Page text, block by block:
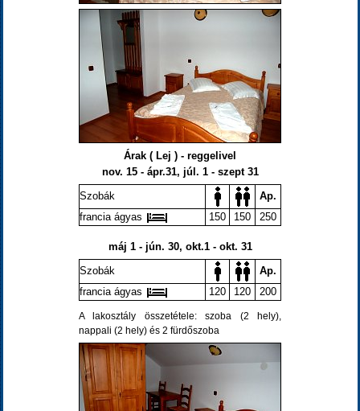
Árak ( Lej ) - reggelivel
nov. 15 - ápr.31, júl. 1 - szept 31
Szobák
Ap.
francia ágyas
150 150 250
máj 1 - jún. 30, okt.1 - okt. 31
Szobák
Ap.
francia ágyas
120 120 200
A lakosztály összetétele: szoba (2 hely),
nappali (2 hely) és 2 fürdőszoba